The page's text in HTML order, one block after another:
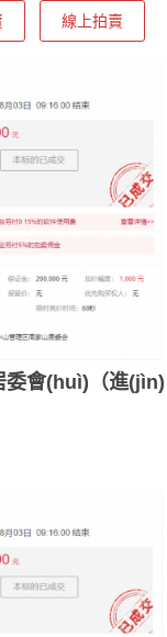
線上拍賣
委會(huì)（進(jìn)